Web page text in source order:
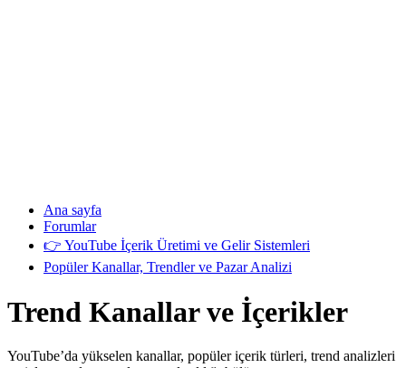
Ana sayfa
Forumlar
👉 YouTube İçerik Üretimi ve Gelir Sistemleri
Popüler Kanallar, Trendler ve Pazar Analizi
Trend Kanallar ve İçerikler
YouTube’da yükselen kanallar, popüler içerik türleri, trend analizleri